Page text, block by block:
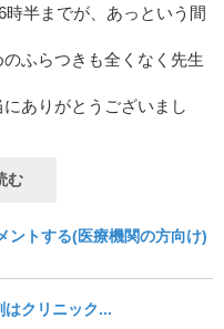
時半までが、あっという間
ふらつきも全くなく先生
ありがとうございまし
む
トする(医療機関の方向け)
はクリニック...